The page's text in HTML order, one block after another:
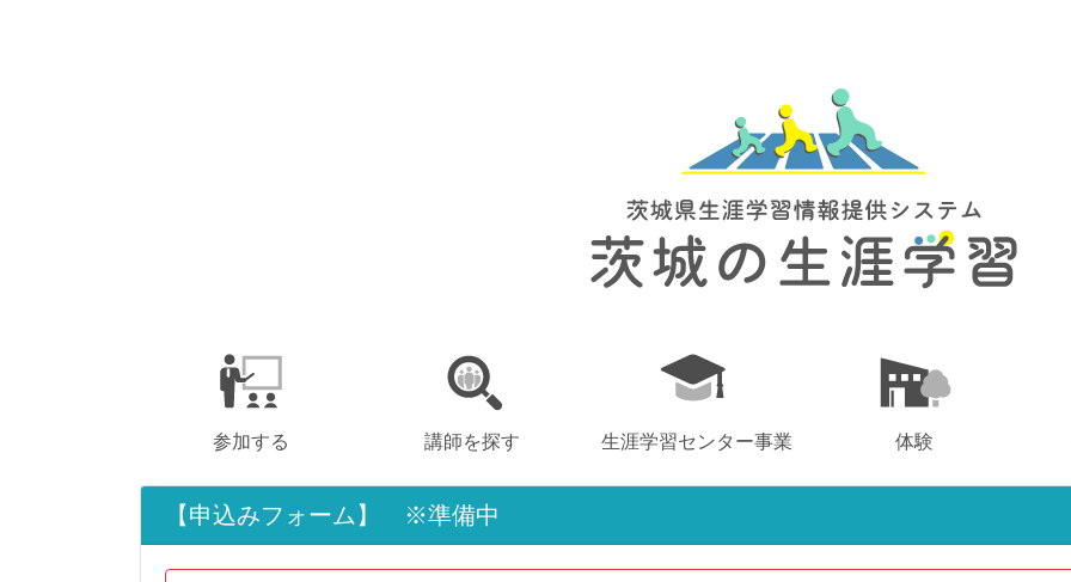
参加する 講師を探す 生涯学習センター事業 体験
【申込みフォーム】 ※準備中